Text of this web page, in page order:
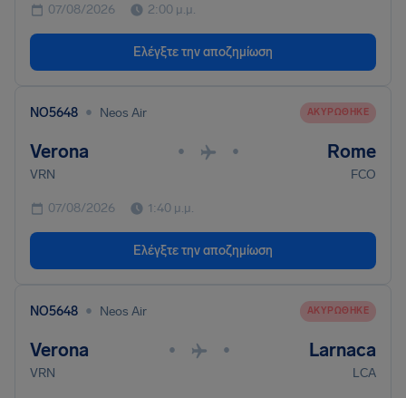
07/08/2026 2:00 μ.μ.
Ελέγξτε την αποζημίωση
NO5648 • Neos Air ΑΚΥΡΏΘΗΚΕ
Verona • • Rome
VRN FCO
07/08/2026 1:40 μ.μ.
Ελέγξτε την αποζημίωση
NO5648 • Neos Air ΑΚΥΡΏΘΗΚΕ
Verona • • Larnaca
VRN LCA